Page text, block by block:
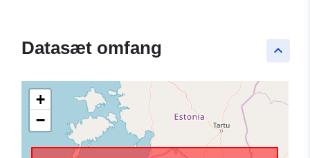
keyboard_arrow_up
Datasæt omfang
+
−